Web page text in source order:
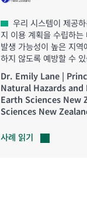
우리 시스템이 제공
지 이용 계획을 수립하
발생 가능성이 높은 지
하지 않도록 예방할 수
Dr. Emily Lane |
Natural Hazards
Earth Sciences New
Sciences New
사례 읽기